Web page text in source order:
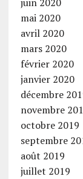
mai 2020
avril 2020
mars 2020
février 2020
janvier 2020
décembre
novembre
octobre 2019
septembre
août 2019
juillet 2019